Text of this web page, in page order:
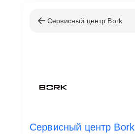
Сервисный центр Bork
Сервисный центр Bork